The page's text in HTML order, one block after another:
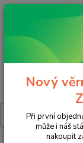
Menu
Nový
Při první
může i náš
nakoupit